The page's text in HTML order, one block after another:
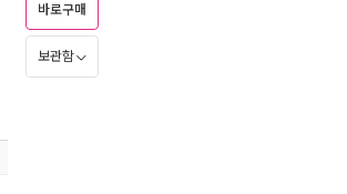
바로구매
보관함